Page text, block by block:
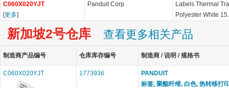
C060X020YJT
[更多]
Panduit Corp
Labels Thermal
Polyester White
新加坡2号仓库 查看更多相关产品
制造商产品编号 仓库库存编号 制造商 / 说明 / 规格书
C060X020YJT 1773936
PANDUIT
标签, 聚酯纤维, 白色, 热转移打